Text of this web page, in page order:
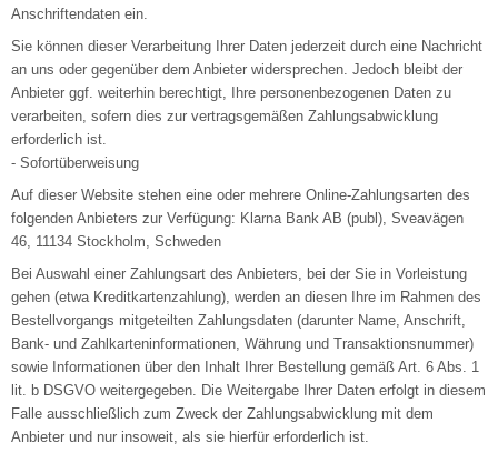
Anschriftendaten ein.
Sie können dieser Verarbeitung Ihrer Daten jederzeit durch eine Nachricht
an uns oder gegenüber dem Anbieter widersprechen. Jedoch bleibt der
Anbieter ggf. weiterhin berechtigt, Ihre personenbezogenen Daten zu
verarbeiten, sofern dies zur vertragsgemäßen Zahlungsabwicklung
erforderlich ist.
- Sofortüberweisung
Auf dieser Website stehen eine oder mehrere Online-Zahlungsarten des
folgenden Anbieters zur Verfügung: Klarna Bank AB (publ), Sveavägen
46, 11134 Stockholm, Schweden
Bei Auswahl einer Zahlungsart des Anbieters, bei der Sie in Vorleistung
gehen (etwa Kreditkartenzahlung), werden an diesen Ihre im Rahmen des
Bestellvorgangs mitgeteilten Zahlungsdaten (darunter Name, Anschrift,
Bank- und Zahlkarteninformationen, Währung und Transaktionsnummer)
sowie Informationen über den Inhalt Ihrer Bestellung gemäß Art. 6 Abs. 1
lit. b DSGVO weitergegeben. Die Weitergabe Ihrer Daten erfolgt in diesem
Falle ausschließlich zum Zweck der Zahlungsabwicklung mit dem
Anbieter und nur insoweit, als sie hierfür erforderlich ist.